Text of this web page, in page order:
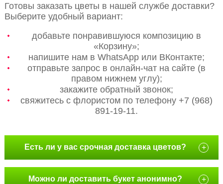
Готовы заказать цветы в нашей службе доставки?
Выберите удобный вариант:
добавьте понравившуюся композицию в
«Корзину»;
напишите нам в WhatsApp или ВКонтакте;
отправьте запрос в онлайн-чат на сайте (в
правом нижнем углу);
закажите обратный звонок;
свяжитесь с флористом по телефону +7 (968)
891-19-11.
Есть ли у вас срочная доставка цветов? +
Можно ли доставить букет анонимно? +